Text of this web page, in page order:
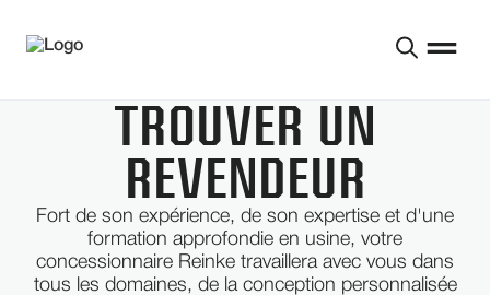
TROUVER UN
REVENDEUR
Fort de son expérience, de son expertise et d'une
formation approfondie en usine, votre
concessionnaire Reinke travaillera avec vous dans
tous les domaines, de la conception personnalisée